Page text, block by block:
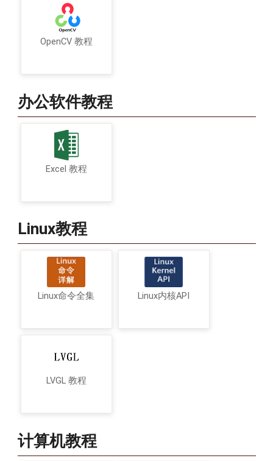
OpenCV 教程
办公软件教程
Excel 教程
Linux教程
Linux命令全集 Linux内核API
LVGL 教程
计算机教程